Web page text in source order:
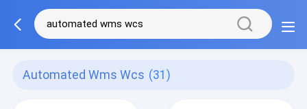
Automated Wms Wcs (31)